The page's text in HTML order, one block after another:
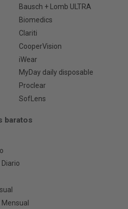
Bausch + Lomb ULTRA
Biomedics
Clariti
CooperVision
iWear
MyDay daily disposable
Proclear
SofLens
baratos